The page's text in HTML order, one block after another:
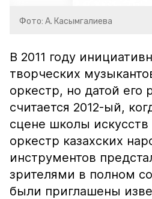
Фото: А. Касымгалиева
В 2011 году
творческих
оркестр, но датой его
считается 2012-ый,
сцене школы
оркестр казахских
инструментов
зрителями в полном
были приглашены